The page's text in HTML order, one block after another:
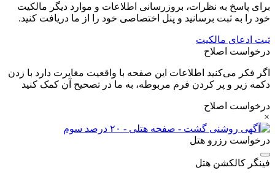
برای پاسخ به نظرات، بروزرسانی اطلاعات و موارد دیگر مالکیت
خود را به ثبت برسانید و پنل اختصاصی خود را از ما دریافت کنید.
ثبت ادعای مالکیت
درخواست اصلاح
اگر فکر می‌کنید اطلاعات این صفحه با واقعیت مغایرت دارد با زدن
دکمه زیر و پر کردن فرم مربوطه، به ما در تصحیح آن کمک کنید
درخواست اصلاح
×
درخواست رزرو هتل
فینگر کالکشن هتل